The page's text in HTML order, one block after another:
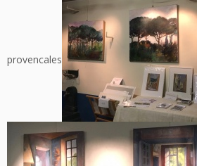
provencales